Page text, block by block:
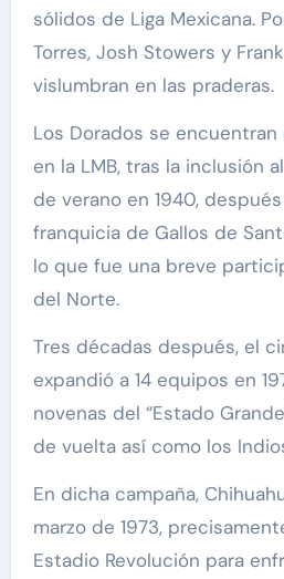
sólidos de Liga Mexicana.
Torres, Josh Stowers y
vislumbran en las praderas.
Los Dorados se
en la LMB, tras la inclusión
de verano en 1940,
franquicia de Gallos de
lo que fue una breve
del Norte.
Tres décadas después, el
expandió a 14 equipos en
novenas del “Estado
de vuelta así como los
En dicha campaña,
marzo de 1973,
Estadio Revolución para